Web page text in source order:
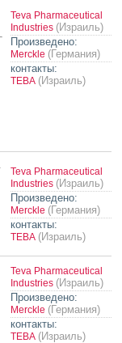
Teva Pharmaceutical
Industries (Израиль)
Произведено:
Merckle (Германия)
контакты:
ТЕВА (Израиль)
Teva Pharmaceutical
Industries (Израиль)
Произведено:
Merckle (Германия)
контакты:
ТЕВА (Израиль)
Teva Pharmaceutical
Industries (Израиль)
Произведено:
Merckle (Германия)
контакты:
ТЕВА (Израиль)